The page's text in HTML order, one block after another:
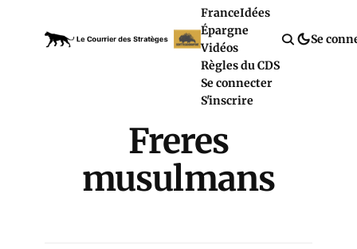
FranceIdées
Épargne
Vidéos
Règles du CDS
Se connecter
S'inscrire
Se
Freres
musulmans